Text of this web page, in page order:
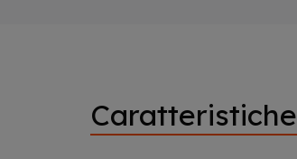
Caratteristiche